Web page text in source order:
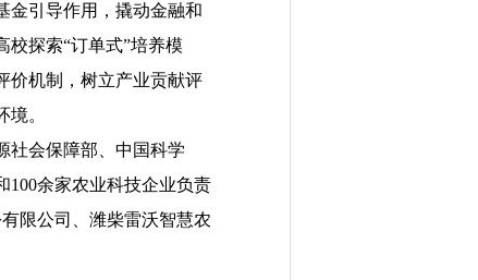
金引导作用，撬动金融和
探索“订单式”培养模
价机制，树立产业贡献评
。
会保障部、中国科学
100余家农业科技企业负责
限公司、潍柴雷沃智慧农